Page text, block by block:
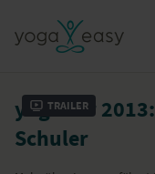
Trailer
yogafair
Schuler